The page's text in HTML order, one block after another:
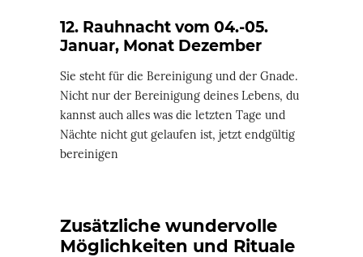
12. Rauhnacht vom 04.-05.
Januar, Monat Dezember
Sie steht für die Bereinigung und der Gnade.
Nicht nur der Bereinigung deines Lebens, du
kannst auch alles was die letzten Tage und
Nächte nicht gut gelaufen ist, jetzt endgültig
bereinigen
Zusätzliche wundervolle
Möglichkeiten und Rituale